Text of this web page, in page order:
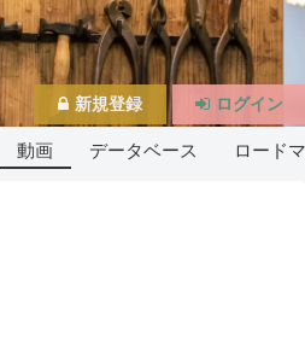
動画 データベース ロード
新規登録 ログイン